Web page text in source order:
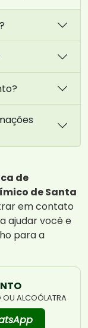
de
de Santa
em contato
ajudar você e
para a
OU ALCOÓLATRA